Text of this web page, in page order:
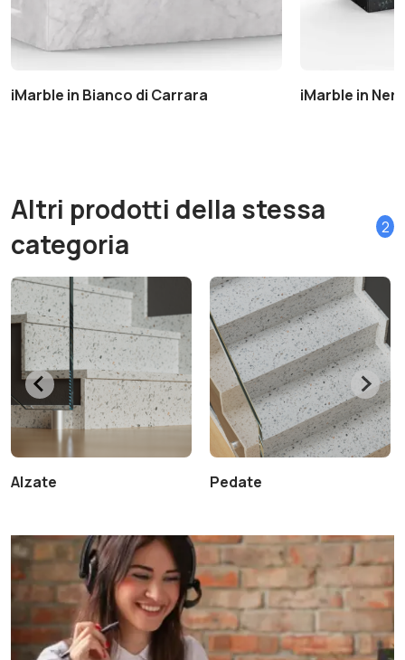
iMarble in Bianco di Carrara iMarble in
Altri prodotti della stessa
categoria
2
Alzate Pedate